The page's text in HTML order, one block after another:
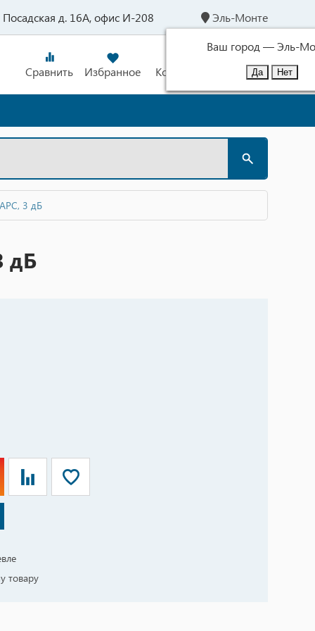
Посадская д. 16А, офис И-208
Эль-Монте
Ваш город —Эль-
Сравнить Избранное Корзина Войти
3 дБ
дБ
товару